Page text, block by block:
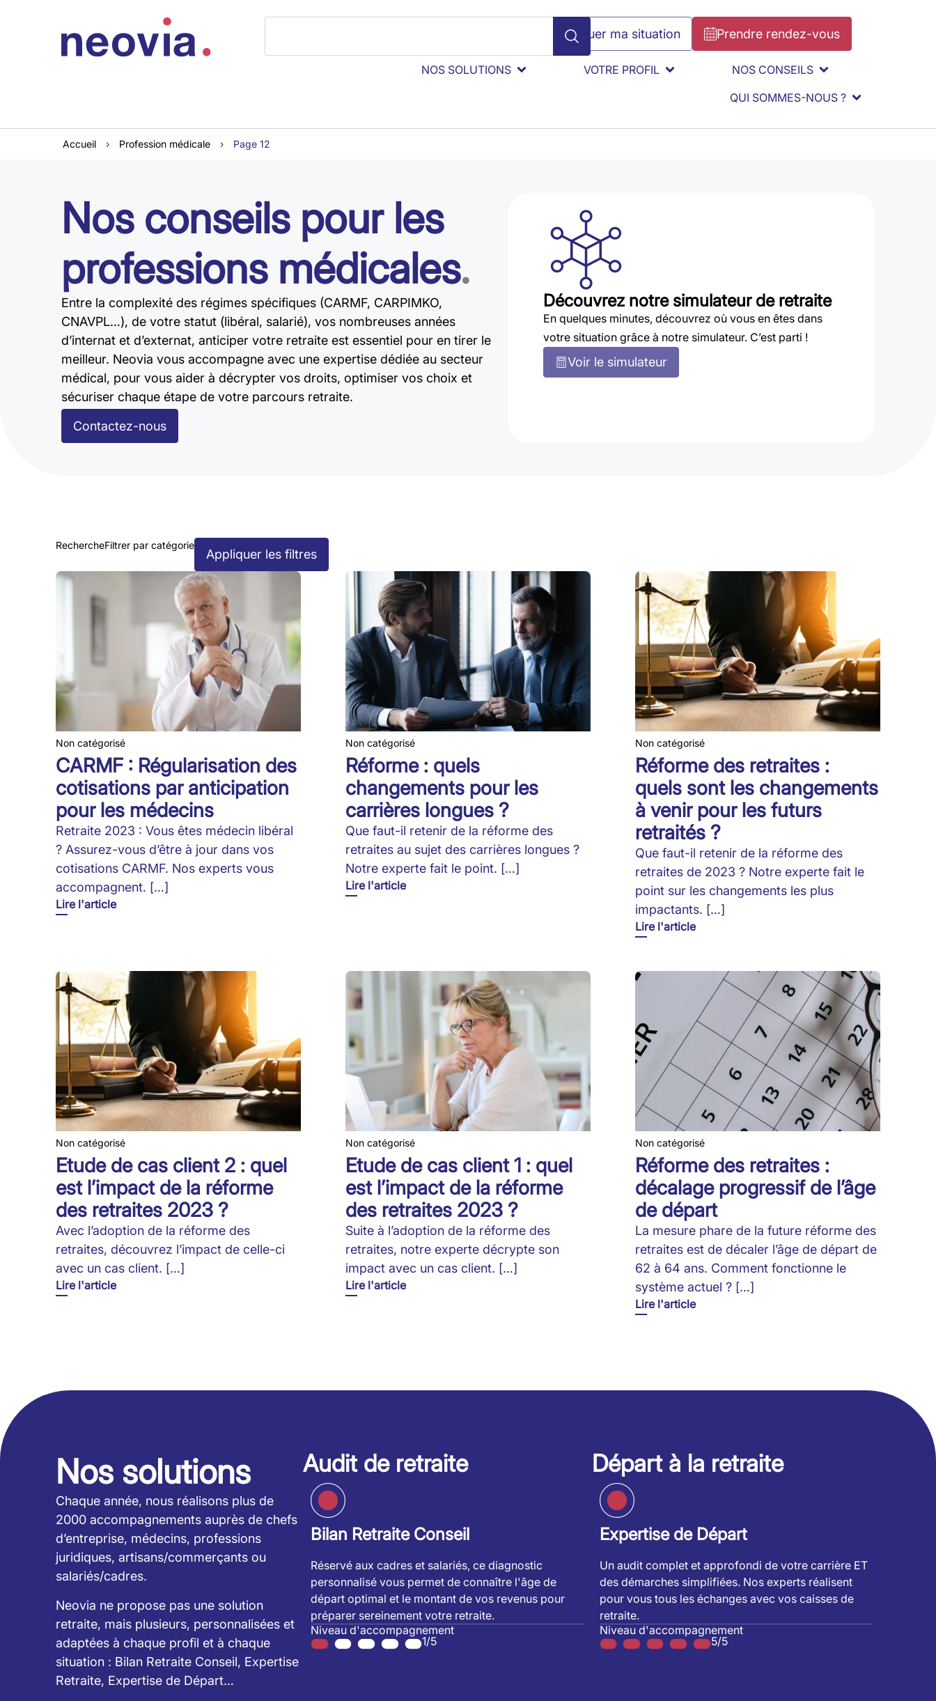
Évaluer ma situation Prendre rendez-vous
NOS SOLUTIONS VOTRE PROFIL
NOS CONSEILS
QUI SOMMES-NOUS ?
Accueil › Profession médicale › Page 12
Nos conseils pour les
professions médicales.
Entre la complexité des régimes spécifiques (CARMF, CARPIMKO,
CNAVPL…), de votre statut (libéral, salarié), vos nombreuses années
d’internat et d’externat, anticiper votre retraite est essentiel pour en tirer le
meilleur. Neovia vous accompagne avec une expertise dédiée au secteur
médical, pour vous aider à décrypter vos droits, optimiser vos choix et
sécuriser chaque étape de votre parcours retraite.
Contactez-nous
Découvrez notre simulateur de retraite
En quelques minutes, découvrez où vous en êtes dans
votre situation grâce à notre simulateur. C’est parti !
Voir le simulateur
RechercheFiltrer par catégorie
Appliquer les filtres
Non catégorisé
CARMF : Régularisation des
cotisations par anticipation
pour les médecins
Retraite 2023 : Vous êtes médecin libéral
? Assurez-vous d’être à jour dans vos
cotisations CARMF. Nos experts vous
accompagnent. […]
Lire l'article
Non catégorisé
Réforme : quels
changements pour les
carrières longues ?
Que faut-il retenir de la réforme des
retraites au sujet des carrières longues ?
Notre experte fait le point. […]
Lire l'article
Non catégorisé
Réforme des retraites :
quels sont les changements
à venir pour les futurs
retraités ?
Que faut-il retenir de la réforme des
retraites de 2023 ? Notre experte fait le
point sur les changements les plus
impactants. […]
Lire l'article
Non catégorisé
Etude de cas client 2 : quel
est l’impact de la réforme
des retraites 2023 ?
Avec l’adoption de la réforme des
retraites, découvrez l’impact de celle-ci
avec un cas client. […]
Lire l'article
Non catégorisé
Etude de cas client 1 : quel
est l’impact de la réforme
des retraites 2023 ?
Suite à l’adoption de la réforme des
retraites, notre experte décrypte son
impact avec un cas client. […]
Lire l'article
Non catégorisé
Réforme des retraites :
décalage progressif de l’âge
de départ
La mesure phare de la future réforme des
retraites est de décaler l’âge de départ de
62 à 64 ans. Comment fonctionne le
système actuel ? […]
Lire l'article
Nos solutions
Chaque année, nous réalisons plus de
2000 accompagnements auprès de chefs
d’entreprise, médecins, professions
juridiques, artisans/commerçants ou
salariés/cadres.
Neovia ne propose pas une solution
retraite, mais plusieurs, personnalisées et
adaptées à chaque profil et à chaque
situation : Bilan Retraite Conseil, Expertise
Retraite, Expertise de Départ…
Audit de retraite
Bilan Retraite Conseil
Réservé aux cadres et salariés, ce diagnostic
personnalisé vous permet de connaître l'âge de
départ optimal et le montant de vos revenus pour
préparer sereinement votre retraite.
Niveau d'accompagnement
1/5
Départ à la retraite
Expertise de Départ
Un audit complet et approfondi de votre carrière ET
des démarches simplifiées. Nos experts réalisent
pour vous tous les échanges avec vos caisses de
retraite.
Niveau d'accompagnement
5/5